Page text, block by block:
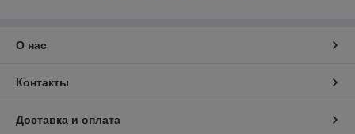
О нас
Контакты
Доставка и оплата